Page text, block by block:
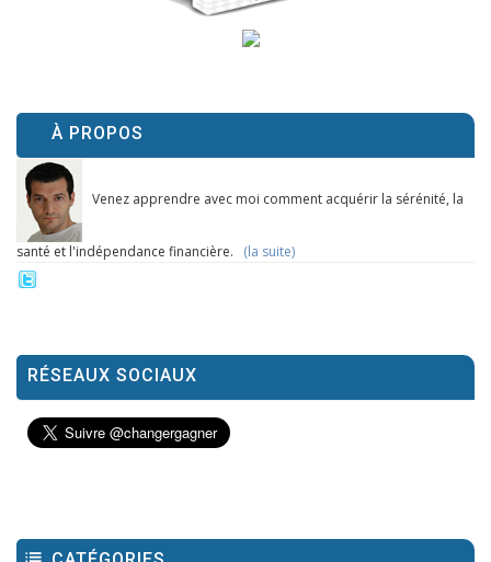
À PROPOS
Venez apprendre avec moi comment acquérir la sérénité, la
santé et l'indépendance financière. (la suite)
RÉSEAUX SOCIAUX